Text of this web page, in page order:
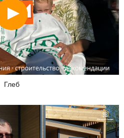
Смотреть
Глеб